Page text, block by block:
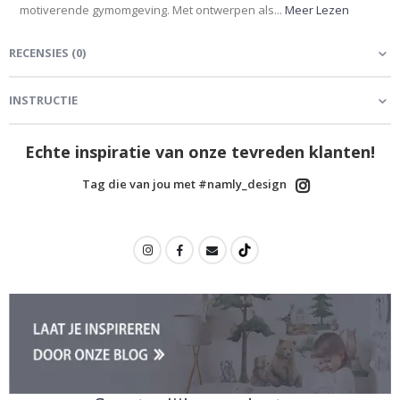
motiverende gymomgeving. Met ontwerpen als... Meer Lezen
RECENSIES (0)
INSTRUCTIE
Echte inspiratie van onze tevreden klanten!
Tag die van jou met #namly_design